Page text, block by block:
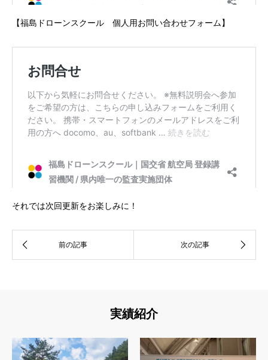
【福島ドローンスクール 個人用お問い合わせフォーム】
それでは次回更新をお楽しみに！
実績紹介